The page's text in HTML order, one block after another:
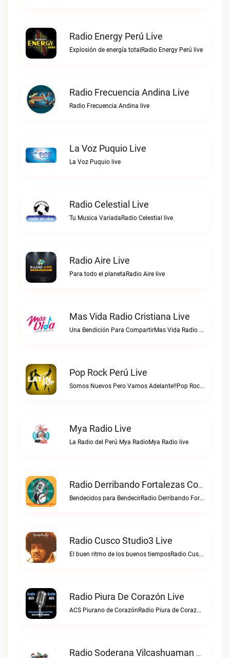
Radio Energy Perú Live
Explosión de energía totalRadio Energy Perú live
Radio Frecuencia Andina Live
Radio Frecuencia Andina live
La Voz Puquio Live
La Voz Puquio live
Radio Celestial Live
Tu Musica VariadaRadio Celestial live
Radio Aire Live
Para todo el planetaRadio Aire live
Mas Vida Radio Cristiana Live
Una Bendición Para CompartirMas Vida Radio Cristiana live
Pop Rock Perú Live
Somos Nuevos Pero Vamos Adelante!!Pop Rock Perú live
Mya Radio Live
La Radio del Perú Mya RadioMya Radio live
Radio Derribando Fortalezas Con Cristo Live
Bendecidos para BendecirRadio Derribando Fortalezas con Cristo live
Radio Cusco Studio3 Live
El buen ritmo de los buenos tiemposRadio Cusco Studio3 live
Radio Piura De Corazón Live
ACS Piurano de CorazónRadio Piura de Corazón live
Radio Soderana Vilcashuaman Live